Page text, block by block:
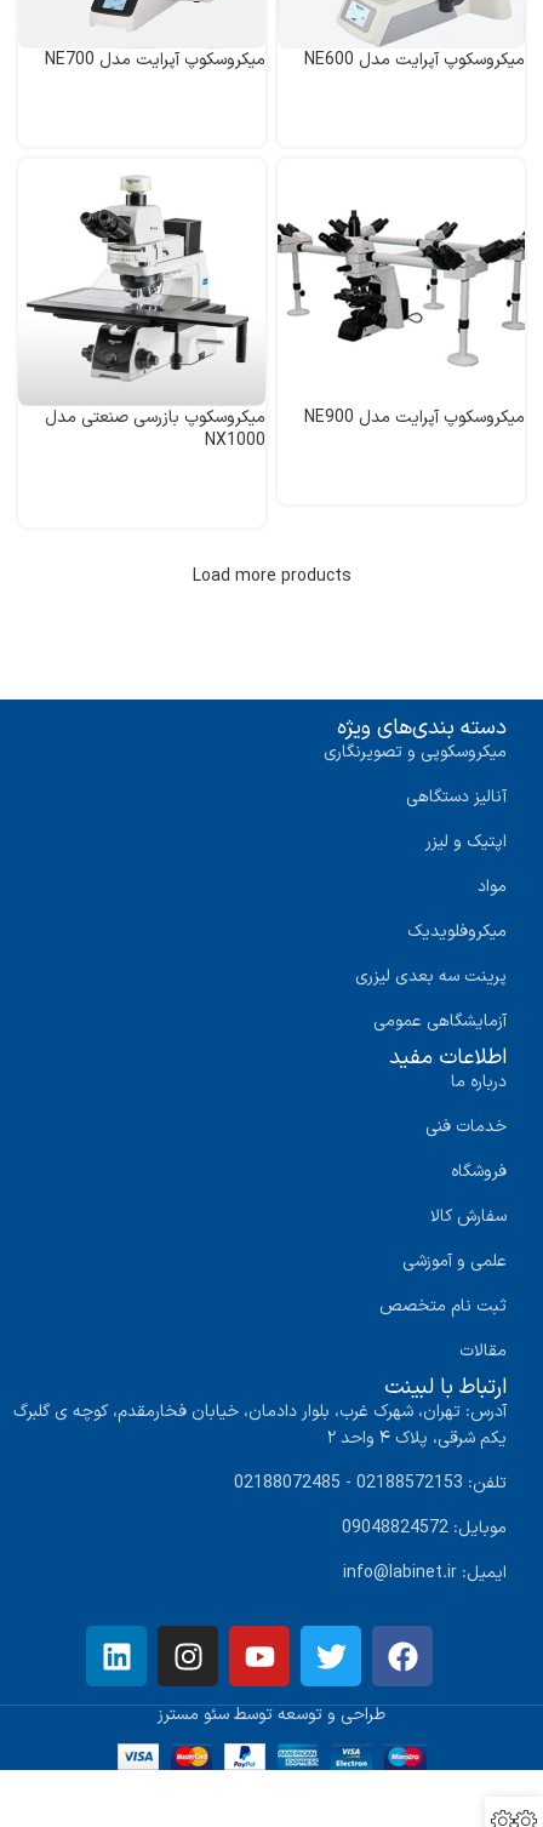
میکروسکوپ آپرایت مدل NE600 میکروسکوپ آپرایت مدل NE700
میکروسکوپ آپرایت مدل NE900
میکروسکوپ بازرسی صنعتی مدل
NX1000
Load more products
دسته بندی‌های ویژه
میکروسکوپی و تصویرنگاری
آنالیز دستگاهی
اپتیک و لیزر
مواد
میکروفلویدیک
پرینت سه‌ بعدی لیزری
آزمایشگاهی عمومی
اطلاعات مفید
درباره ما
خدمات فنی
فروشگاه
سفارش کالا
علمی و آموزشی
ثبت نام متخصص
مقالات
ارتباط با لبینت
آدرس: تهران، شهرک غرب، بلوار دادمان، خیابان فخارمقدم، کوچه ی گلبرگ
یکم شرقی، پلاک ۴ واحد ۲
تلفن: 02188572153 - 02188072485
موبایل: 09048824572
ایمیل: info@labinet.ir
طراحی و توسعه توسط سئو مسترز